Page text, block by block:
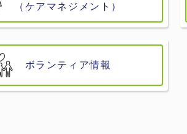
（ケアマネジメント）
ボランティア情報